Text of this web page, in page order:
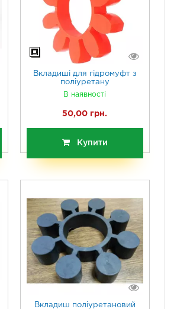
Вкладиші для гідромуфт з
поліуретану
В наявності
50,00 грн.
Купити
Вкладиш поліуретановий